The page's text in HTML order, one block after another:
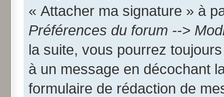
« Attacher ma signature » à
Préférences du forum -->
la suite, vous pourrez
à un message en décochant
formulaire de rédaction de